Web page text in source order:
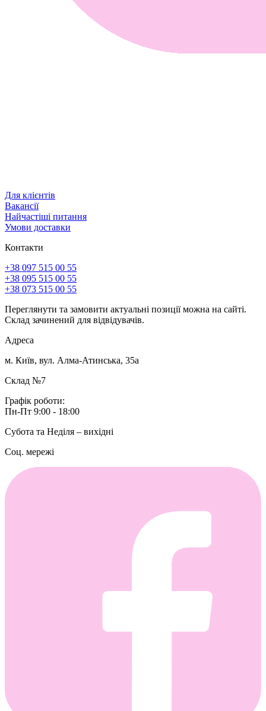
Для клієнтів
Вакансії
Найчастіші питання
Умови доставки
Контакти
+38 097 515 00 55
+38 095 515 00 55
+38 073 515 00 55
Переглянути та замовити актуальні позиції можна на сайті.
Склад зачинений для відвідувачів.
Адреса
м. Київ, вул. Алма-Атинська, 35а
Склад №7
Графік роботи:
Пн-Пт 9:00 - 18:00
Субота та Неділя – вихідні
Соц. мережі